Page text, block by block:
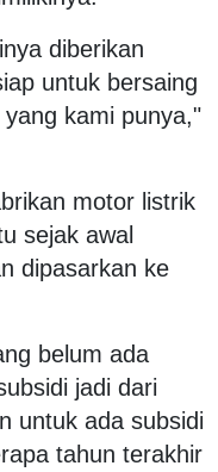
diberikan
untuk bersaing
kami punya,"
motor listrik
sejak awal
dipasarkan ke
belum ada
jadi dari
untuk ada subsidi
tahun terakhir